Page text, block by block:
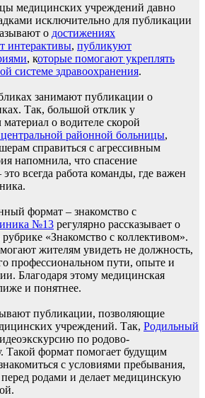
медицинских учреждений давно
исключительно для публикации
о достижениях
интерактивы, публикуют
, которые помогают укреплять
системе здравоохранения.
занимают публикации о
Так, большой отклик у
о водителе скорой
районной больницы,
справиться с агрессивным
напомнила, что спасение
всегда работа команды, где важен
формат – знакомство с
№13 регулярно рассказывает о
«Знакомство с коллективом».
жителям увидеть не должность,
профессиональном пути, опыте и
Благодаря этому медицинская
и понятнее.
публикации, позволяющие
учреждений. Так, Родильный
по родово-
Такой формат помогает будущим
с условиями пребывания,
родами и делает медицинскую